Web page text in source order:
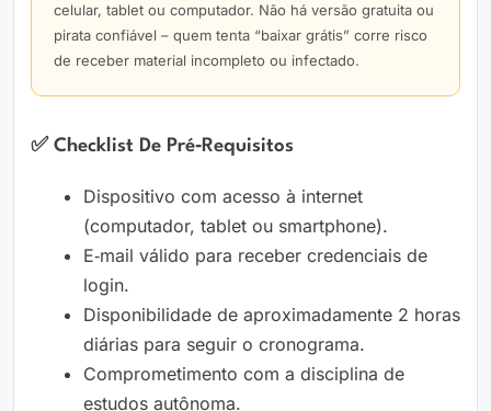
celular, tablet ou computador. Não há versão gratuita ou
pirata confiável – quem tenta “baixar grátis” corre risco
de receber material incompleto ou infectado.
✅ Checklist De Pré‑requisitos
Dispositivo com acesso à internet
(computador, tablet ou smartphone).
E‑mail válido para receber credenciais de
login.
Disponibilidade de aproximadamente 2 horas
diárias para seguir o cronograma.
Comprometimento com a disciplina de
estudos autônoma.